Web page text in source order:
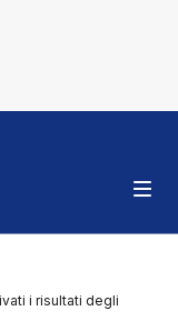
i risultati degli